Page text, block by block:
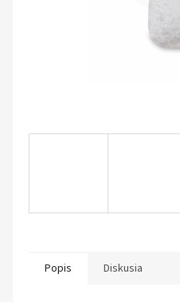
Popis Diskusia